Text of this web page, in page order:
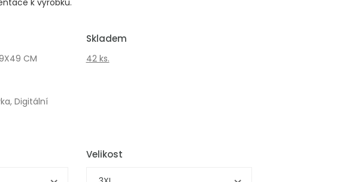
k výrobku.
CM
Digitální
Skladem
42 ks.
Velikost